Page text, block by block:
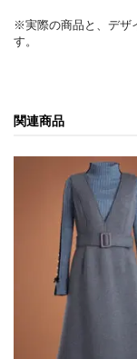
※実際の商品と、デザ
す。
関連商品